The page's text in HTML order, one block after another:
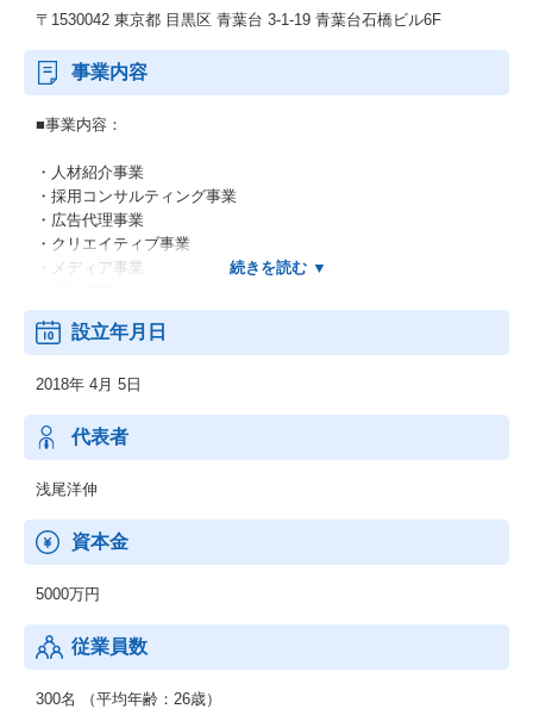
〒1530042 東京都 目黒区 青葉台 3-1-19 青葉台石橋ビル6F
事業内容
■事業内容：
・人材紹介事業
・採用コンサルティング事業
・広告代理事業
・クリエイティブ事業
・メディア事業
・DX事業
若手主体（特に20代が中心）の組織で、スピード感を重視した文
化が根付いています。
年齢や経験に関係なく主体性・挑戦意欲を評価し、実績と人間性
次第で若くしてリーダーや責任ある役割を任される機会が多いで
す。
テスト・新規事業コンペなど多様なキャリアパスを設け、
社員の成長機会を積極的に提供しています。
ログラムが充実している一方、
出社主体の育成スタイルや高いスピード感に適応する必要など、
ベンチャーらしい過酷さも特徴です。
設立年月日
2018年 4月 5日
代表者
浅尾洋伸
資本金
5000万円
従業員数
300名 （平均年齢：26歳）